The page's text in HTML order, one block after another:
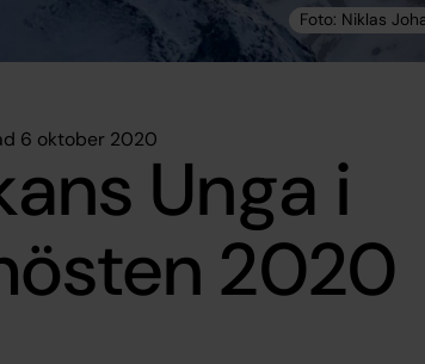
6 oktober 2020
Unga i
2020